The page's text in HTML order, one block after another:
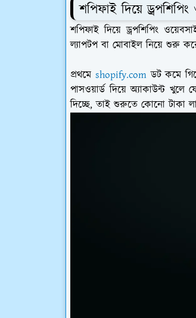
শপিফাই দিয়ে
শপিফাই দিয়ে ড্রপশিপিং
ল্যাপটপ বা মোবাইল নিয়ে শুরু
প্রথমে shopify.comডট কমে
পাসওয়ার্ড দিয়ে অ্যাকাউন্ট
দিচ্ছে, তাই শুরুতে কোনো টাকা